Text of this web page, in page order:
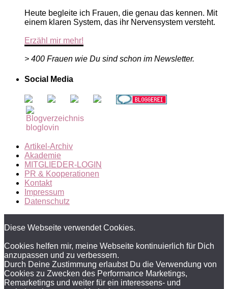
Heute begleite ich Frauen, die genau das kennen. Mit
einem klaren System, das ihr Nervensystem versteht.
Erzähl mir mehr!
> 400 Frauen wie Du sind schon im Newsletter.
Social Media
Artikel-Archiv
Akademie
MITGLIEDER-LOGIN
PR & Kooperationen
Kontakt
Impressum
Datenschutz
Diese Webseite verwendet Cookies.
Cookies helfen mir, meine Webseite kontinuierlich für Dich
anzupassen und zu verbessern.
Durch Deine Zustimmung erlaubst Du die Verwendung von
Cookies zu Zwecken des Performance Marketings,
Remarketings und weiter für ein interessens- und